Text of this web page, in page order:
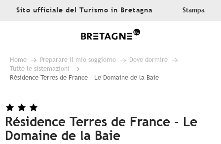
AllerSito ufficiale del Turismo in Bretagna Stampa
Home Preparare il mio soggiorno
Dove dormire
Tutte le sistemazioni
Résidence Terres de France - Le Domaine de la Baie
Résidence Terres de France - Le
Domaine de la Baie